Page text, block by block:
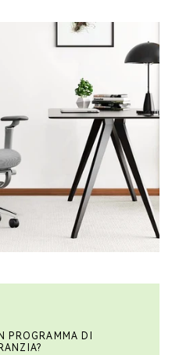
PROGRAMMA DI